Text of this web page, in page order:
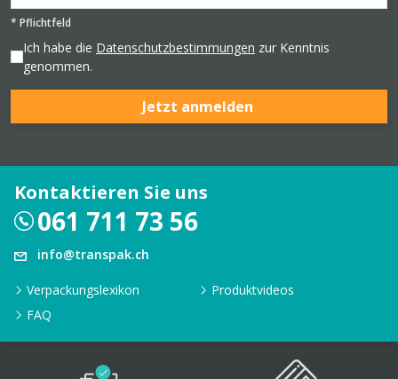
* Pflichtfeld
Ich habe die Datenschutzbestimmungen zur Kenntnis
genommen.
Jetzt anmelden
Kontaktieren Sie uns
061 711 73 56
info@transpak.ch
Verpackungslexikon
Produktvideos
FAQ